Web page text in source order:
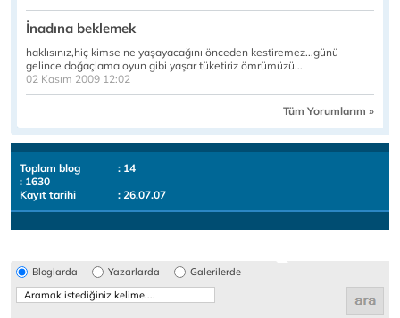
İnadına beklemek
haklısınız,hiç kimse ne yaşayacağını önceden kestiremez...günü
gelince doğaçlama oyun gibi yaşar tüketiriz ömrümüzü...
02 Kasım 2009 12:02
Tüm Yorumlarım »
Toplam blog
: 14
: 1630
Kayıt tarihi
: 26.07.07
Bloglarda Yazarlarda Galerilerde